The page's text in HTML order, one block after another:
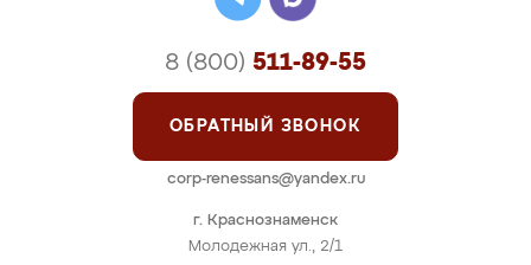
г. Краснознаменск
Молодежная ул., 2/1
8 (800) 511-89-55
ОБРАТНЫЙ ЗВОНОК
corp-renessans@yandex.ru